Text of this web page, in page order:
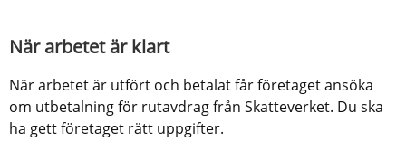
När arbetet är klart
När arbetet är utfört och betalat får företaget ansöka
om utbetalning för rutavdrag från Skatteverket. Du ska
ha gett företaget rätt uppgifter.